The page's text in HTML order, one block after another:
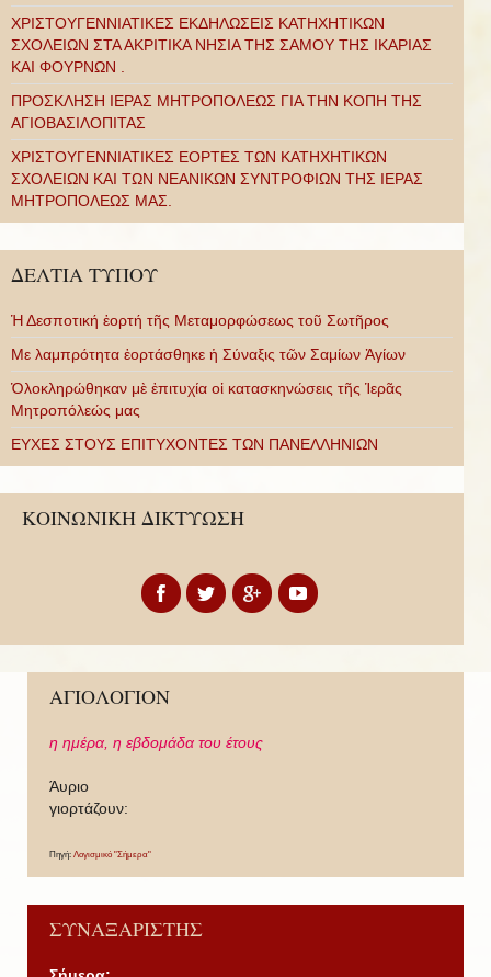
ΧΡΙΣΤΟΥΓΕΝΝΙΑΤΙΚΕΣ ΕΚΔΗΛΩΣΕΙΣ ΚΑΤΗΧΗΤΙΚΩΝ
ΣΧΟΛΕΙΩΝ ΣΤΑ ΑΚΡΙΤΙΚΑ ΝΗΣΙΑ ΤΗΣ ΣΑΜΟΥ ΤΗΣ ΙΚΑΡΙΑΣ
ΚΑΙ ΦΟΥΡΝΩΝ .
ΠΡΟΣΚΛΗΣΗ ΙΕΡΑΣ ΜΗΤΡΟΠΟΛΕΩΣ ΓΙΑ ΤΗΝ ΚΟΠΗ ΤΗΣ
ΑΓΙΟΒΑΣΙΛΟΠΙΤΑΣ
ΧΡΙΣΤΟΥΓΕΝΝΙΑΤΙΚΕΣ ΕΟΡΤΕΣ ΤΩΝ ΚΑΤΗΧΗΤΙΚΩΝ
ΣΧΟΛΕΙΩΝ ΚΑΙ ΤΩΝ ΝΕΑΝΙΚΩΝ ΣΥΝΤΡΟΦΙΩΝ ΤΗΣ ΙΕΡΑΣ
ΜΗΤΡΟΠΟΛΕΩΣ ΜΑΣ.
ΔΕΛΤΙΑ ΤΥΠΟΥ
Ἡ Δεσποτική ἑορτή τῆς Μεταμορφώσεως τοῦ Σωτῆρος
Με λαμπρότητα ἑορτάσθηκε ἡ Σύναξις τῶν Σαμίων Ἁγίων
Ὁλοκληρώθηκαν μὲ ἐπιτυχία οἱ κατασκηνώσεις τῆς Ἱερᾶς
Μητροπόλεώς μας
ΕΥΧΕΣ ΣΤΟΥΣ ΕΠΙΤΥΧΟΝΤΕΣ ΤΩΝ ΠΑΝΕΛΛΗΝΙΩΝ
ΚΟΙΝΩΝΙΚΗ ΔΙΚΤΥΩΣΗ
ΑΓΙΟΛΟΓΙΟΝ
η ημέρα, η εβδομάδα του έτους
Άυριο
γιορτάζουν:
Πηγή: Λογισμικό "Σήμερα"
ΣΥΝΑΞΑΡΙΣΤΗΣ